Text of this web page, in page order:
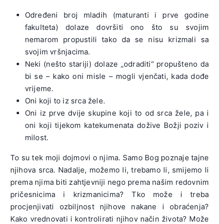
Određeni broj mladih (maturanti i prve godine
fakulteta) dolaze dovršiti ono što su svojim
nemarom propustili tako da se nisu krizmali sa
svojim vršnjacima.
Neki (nešto stariji) dolaze „odraditi“ propušteno da
bi se – kako oni misle – mogli vjenčati, kada dođe
vrijeme.
Oni koji to iz srca žele.
Oni iz prve dvije skupine koji to od srca žele, pa i
oni koji tijekom katekumenata dožive Božji poziv i
milost.
To su tek moji dojmovi o njima. Samo Bog poznaje tajne
njihova srca. Nadalje, možemo li, trebamo li, smijemo li
prema njima biti zahtjevniji nego prema našim redovnim
pričesnicima i krizmanicima? Tko može i treba
procjenjivati ozbiljnost njihove nakane i obraćenja?
Kako vrednovati i kontrolirati njihov način života? Može